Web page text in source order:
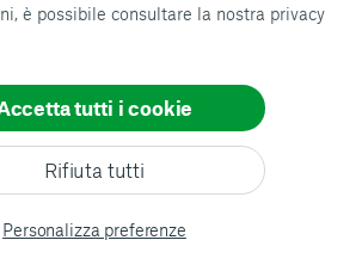
è possibile consultare la nostra privacy
Personalizza preferenze
Rifiuta tutti
tutti i cookie
Consenti tutti
fiscali sulle donazioni: cosa sapere e